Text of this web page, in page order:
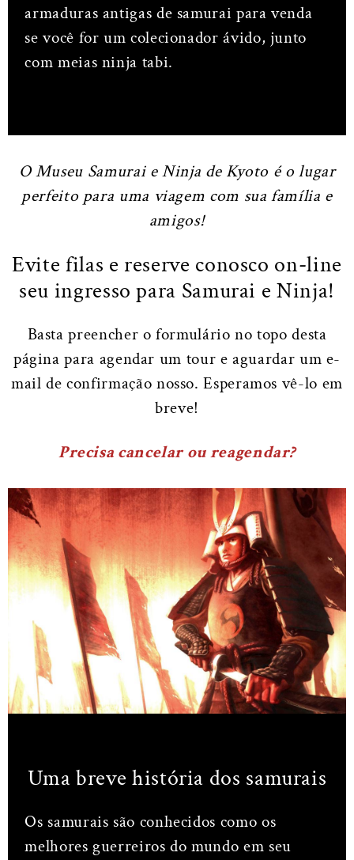
armaduras antigas de samurai para venda
se você for um colecionador ávido, junto
com meias ninja tabi.
O Museu Samurai e Ninja de Kyoto é o lugar
perfeito para uma viagem com sua família e
amigos!
Evite filas e reserve conosco on-line
seu ingresso para Samurai e Ninja!
Basta preencher o formulário no topo desta
página para agendar um tour e aguardar um e-
mail de confirmação nosso. Esperamos vê-lo em
breve!
Precisa cancelar ou reagendar?
Uma breve história dos samurais
Os samurais são conhecidos como os
melhores guerreiros do mundo em seu